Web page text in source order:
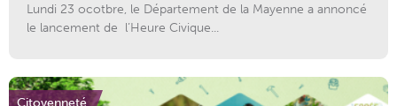
Lundi 23 ocotbre, le Département de la Mayenne a annoncé
le lancement de l’Heure Civique...
Citoyenneté